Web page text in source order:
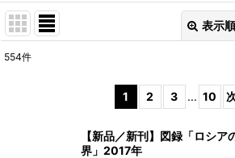
表示
554件
1 2 3 ... 10
【新品／新刊】図録「ロシア
界」2017年